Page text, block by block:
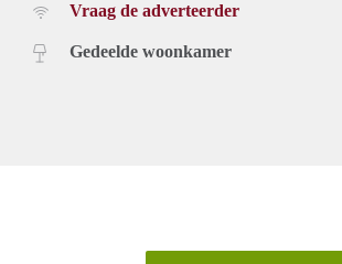
Vraag de adverteerder
Gedeelde woonkamer